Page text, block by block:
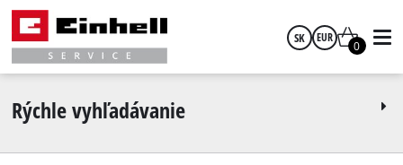
SK EUR
GBP
0
Rýchle vyhľadávanie